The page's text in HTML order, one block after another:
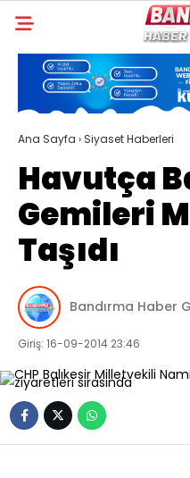
Ana Sayfa › Siyaset Haberleri
Havutça
Gemileri
Taşıdı
Bandırma Haber
Giriş: 16-09-2014 23:46